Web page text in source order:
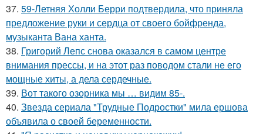
37. 59-Летняя Холли Берри подтвердила, что приняла
предложение руки и сердца от своего бойфренда,
музыканта Вана ханта.
38. Григорий Лепс снова оказался в самом центре
внимания прессы, и на этот раз поводом стали не его
мощные хиты, а дела сердечные.
39. Вот такого озорника мы … видим 85-.
40. Звезда сериала "Трудные Подростки" мила ершова
объявила о своей беременности.